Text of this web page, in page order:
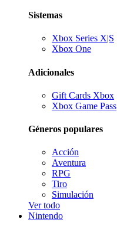
Sistemas
Xbox Series X|S
Xbox One
Adicionales
Gift Cards Xbox
Xbox Game Pass
Géneros populares
Acción
Aventura
RPG
Tiro
Simulación
Ver todo
Nintendo